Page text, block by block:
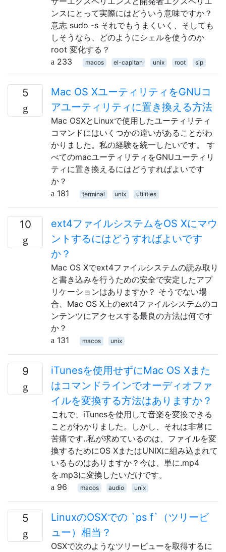
ンスにとって実際にはどういう意味ですか？
意志 sudo -s それでもうまくいく、そしても
しそうなら、どのようにシェルを使うのか
root 変化する？
233
macos el-capitan unix root sip
5
Mac OS XユーティリティをGNUコ
アユーティリティに置き換える方法
Mac OSXとLinuxで使用したユーティリティ
コマンドにはいくつかの違いがあることがわ
かりました。私の経験を統一したいです。 す
べてのmacユーティリティをGNUユーティリ
ティに置き換えるにはどうすればよいです
か？
181
terminal unix utilities
10
ext4ファイルシステムをOS Xにマウ
ントするにはどうすればよいです
か？
Mac OS Xでext4ファイルシステムの読み取り
と書き込みを行うための安全で安定したアプ
リケーションはありますか？ そうでない場
合、Mac OS X上のext4ファイルシステムのコ
ンテンツにアクセスする最良の方法は何です
か？
131
macos unix
9
iTunesを使用せずにMac OS Xまた
はコマンドラインでオーディオファ
イルを変換する方法はありますか？
これで、iTunesを使用して音楽を変換できる
ことがわかりました。しかし、それは非常に
苦痛です..私が求めているのは、ファイルを変
換するためにOS XまたはUNIXに組み込まれて
いるものはありますか？今は、単に.mp4
を.mp3に変換したいだけです。
96
macos audio unix
5
LinuxのOSXでの `ps f`（ツリービ
ュー）相当？
OSXで次のようなツリービューを取得するに